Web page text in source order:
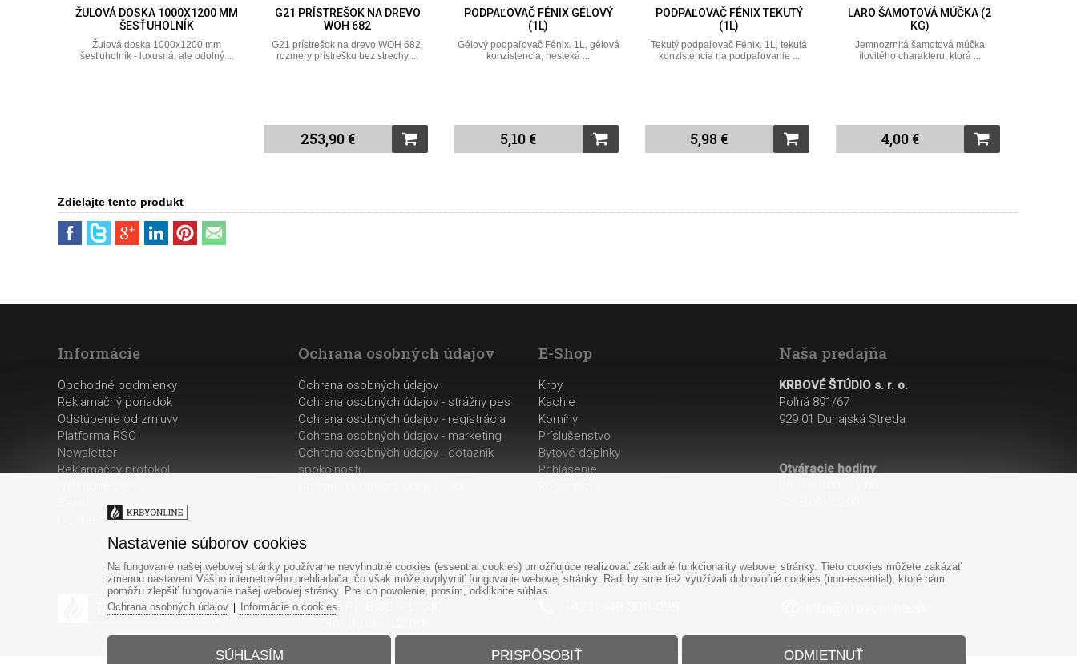
ŽULOVÁ DOSKA 1000X1200 MM
ŠESŤUHOLNÍK
Žulová doska 1000x1200 mm
šesťuholník - luxusná, ale odolný ...
G21 PRÍSTREŠOK NA DREVO
WOH 682
G21 prístrešok na drevo WOH 682,
rozmery prístrešku bez strechy ...
253,90 €
PODPAĽOVAČ FÉNIX GÉLOVÝ
(1L)
Gélový podpaľovač Fénix. 1L, gélová
konzistencia, nesteká ...
5,10 €
PODPAĽOVAČ FÉNIX TEKUTÝ
(1L)
Tekutý podpaľovač Fénix. 1L, tekutá
konzistencia na podpaľovanie ...
5,98 €
LARO ŠAMOTOVÁ MÚČKA (2
KG)
Jemnozrnitá šamotová múčka
ílovitého charakteru, ktorá ...
4,00 €
Zdielajte tento produkt
Informácie
Obchodné podmienky
Reklamačný poriadok
Odstúpenie od zmluvy
Platforma RSO
Newsletter
Reklamačný protokol
Ochrana osobných údajov
Ochrana osobných údajov
Ochrana osobných údajov - strážny pes
Ochrana osobných údajov - registrácia
Ochrana osobných údajov - marketing
Ochrana osobných údajov - dotaznik
spokojnosti
E-Shop
Krby
Kachle
Komíny
Príslušenstvo
Bytové doplnky
Prihlásenie
Naša predajňa
KRBOVÉ ŠTÚDIO s. r. o.
Poľná 891/67
929 01 Dunajská Streda
Otváracie hodiny:
Po-Pi: 8:00 - 17:00
Nastavenie súborov cookies
Na fungovanie našej webovej stránky používame nevyhnutné cookies (essential cookies) umožňujúce realizovať základné funkcionality webovej stránky. Tieto cookies môžete zakázať
zmenou nastavení Vášho internetového prehliadača, čo však môže ovplyvniť fungovanie webovej stránky. Radi by sme tiež využívali dobrovoľné cookies (non-essential), ktoré nám
pomôžu zlepšiť fungovanie našej webovej stránky. Pre ich povolenie, prosím, odkliknite súhlas.
Ochrana osobných údajov
Informácie o cookies
SÚHLASÍM PRISPÔSOBIŤ ODMIETNUŤ